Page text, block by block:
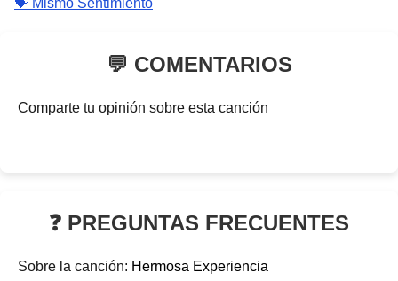
💝 Mismo Sentimiento
💬 COMENTARIOS
Comparte tu opinión sobre esta canción
❓ PREGUNTAS FRECUENTES
Sobre la canción: Hermosa Experiencia